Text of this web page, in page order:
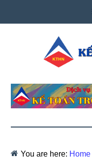
You are here: Home